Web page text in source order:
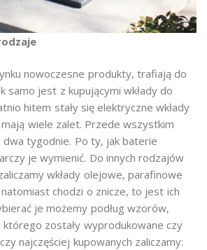
nowoczesne produkty, trafiają do
samo jest z kupującymi wkłady do
hitem stały się elektryczne wkłady
wiele zalet. Przede wszystkim
tygodnie. Po ty, jak baterie
je wymienić. Do innych rodzajów
wkłady olejowe, parafinowe
chodzi o znicze, to jest ich
je możemy podług wzorów,
którego zostały wyprodukowane czy
najczęściej kupowanych zaliczamy: